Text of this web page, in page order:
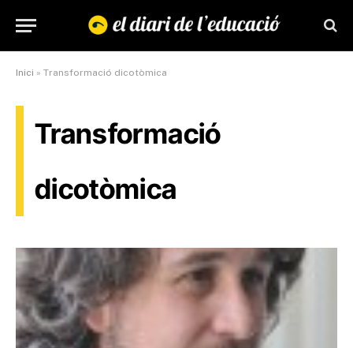
Inici » Transformació dicotòmica
Transformació
dicotòmica